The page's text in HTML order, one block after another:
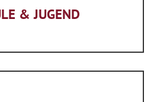
& JUGEND